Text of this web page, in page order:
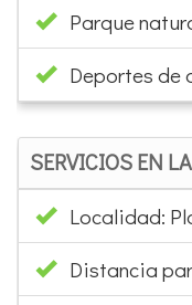
Parque
Deportes de
SERVICIOS EN
Localidad:
Distancia